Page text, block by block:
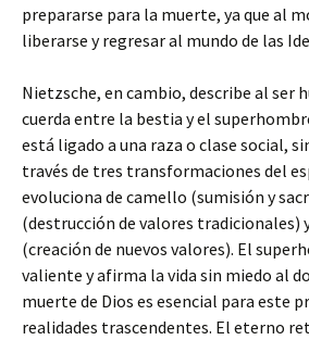
prepararse para la muerte, ya que al
liberarse y regresar al mundo de las
Nietzsche, en cambio, describe al ser
cuerda entre la bestia y el
está ligado a una raza o clase social,
través de tres transformaciones del
evoluciona de camello (sumisión y
(destrucción de valores tradicionales)
(creación de nuevos valores). El
valiente y afirma la vida sin miedo al
muerte de Dios es esencial para este
realidades trascendentes. El eterno